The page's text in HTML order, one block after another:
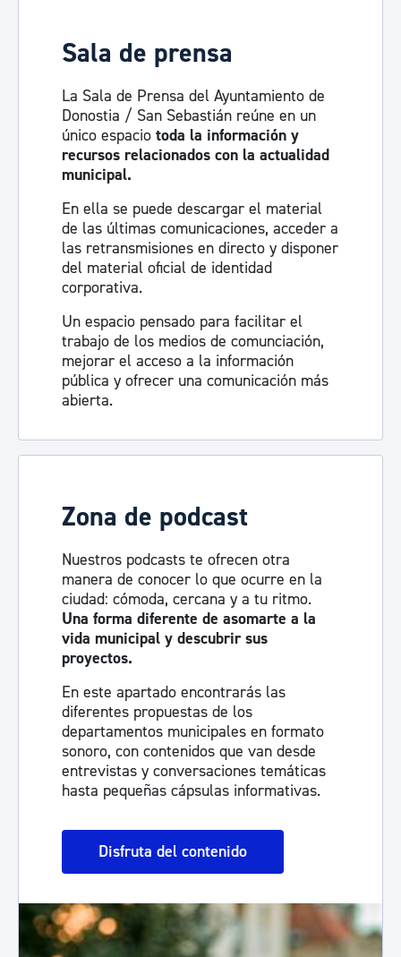
Sala de prensa
La Sala de Prensa del Ayuntamiento de
Donostia / San Sebastián reúne en un
único espacio toda la información y
recursos relacionados con la actualidad
municipal.
En ella se puede descargar el material
de las últimas comunicaciones, acceder a
las retransmisiones en directo y disponer
del material oficial de identidad
corporativa.
Un espacio pensado para facilitar el
trabajo de los medios de comunciación,
mejorar el acceso a la información
pública y ofrecer una comunicación más
abierta.
Visita la sala de prensa
Zona de podcast
Nuestros podcasts te ofrecen otra
manera de conocer lo que ocurre en la
ciudad: cómoda, cercana y a tu ritmo.
Una forma diferente de asomarte a la
vida municipal y descubrir sus
proyectos.
En este apartado encontrarás las
diferentes propuestas de los
departamentos municipales en formato
sonoro, con contenidos que van desde
entrevistas y conversaciones temáticas
hasta pequeñas cápsulas informativas.
Disfruta del contenido